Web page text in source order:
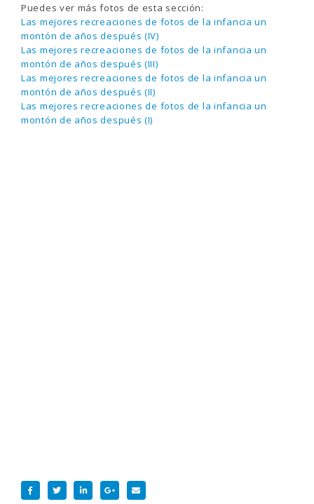
Puedes ver más fotos de esta sección:
Las mejores recreaciones de fotos de la infancia un
montón de años después (IV)
Las mejores recreaciones de fotos de la infancia un
montón de años después (III)
Las mejores recreaciones de fotos de la infancia un
montón de años después (II)
Las mejores recreaciones de fotos de la infancia un
montón de años después (I)